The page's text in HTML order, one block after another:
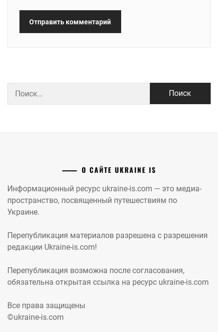
О САЙТЕ UKRAINE IS
Информационный ресурс ukraine-is.com — это медиа-
пространство, посвященный путешествиям по
Украине.
Перепубликация материалов разрешена с разрешения
редакции Ukraine-is.com!
Перепубликация возможна после согласования,
обязательна открытая ссылка на ресурс ukraine-is.com
Все права защищены
©ukraine-is.com